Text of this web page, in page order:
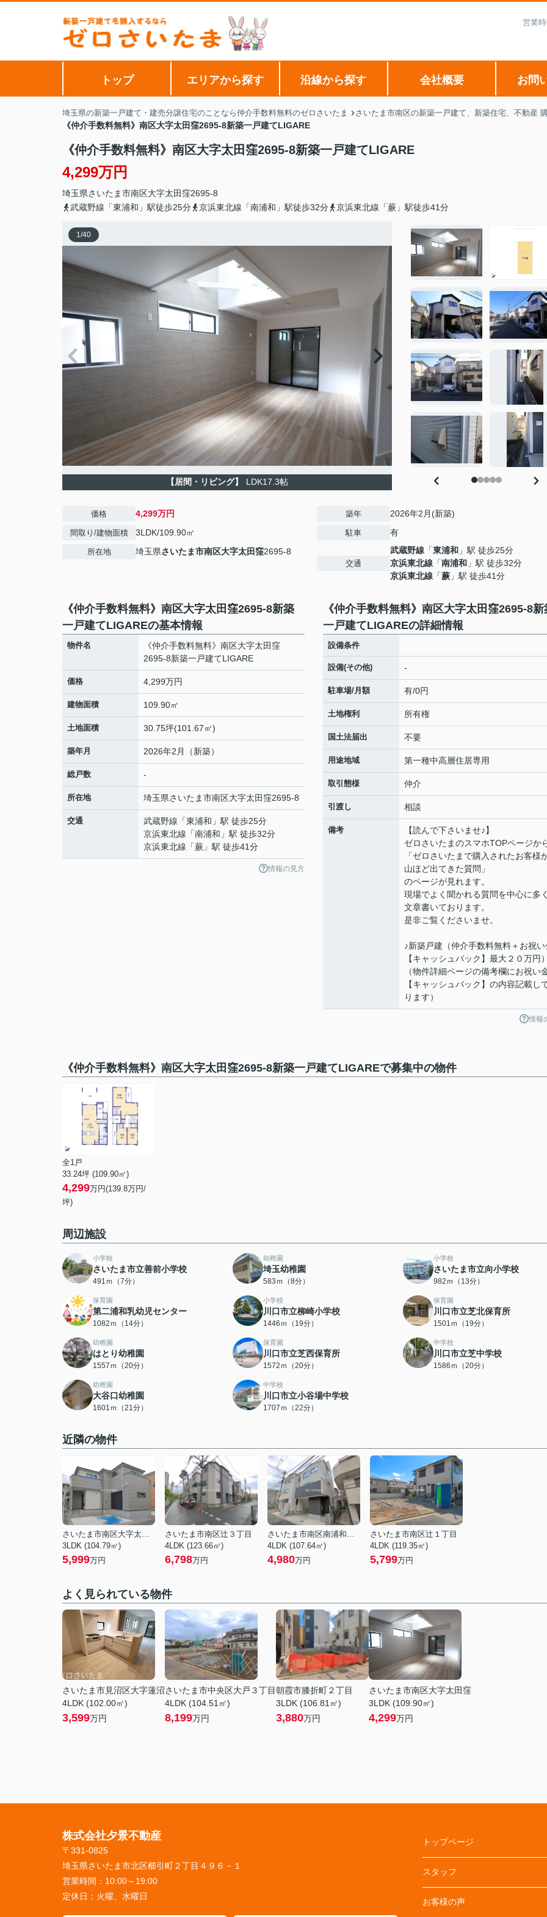
営業
トップ エリアから探す 沿線から探す 会社概要 お問
埼玉県の新築一戸建て・建売分譲住宅のことなら仲介手数料無料のゼロさいたま さいたま市南区の新築一戸建て、新築住宅、不動産
《仲介手数料無料》南区大字太田窪2695-8新築一戸建てLIGARE
《仲介手数料無料》南区大字太田窪2695-8新築一戸建てLIGARE
4,299万円
埼玉県さいたま市南区大字太田窪2695-8
武蔵野線「東浦和」駅徒歩25分
京浜東北線「南浦和」駅徒歩32分 京浜東北線「蕨」駅徒歩41分
1/40
【居間・リビング】 LDK17.3帖
価格 4,299万円
間取り/建物面積 3LDK/109.90㎡
所在地 埼玉県さいたま市南区大字太田窪2695-8
築年 2026年2月(新築)
駐車 有
交通
武蔵野線 「東浦和 」駅 徒歩25分
京浜東北線 「南浦和 」駅 徒歩32分
京浜東北線 「蕨 」駅 徒歩41分
《仲介手数料無料》南区大字太田窪2695-8新築
一戸建てLIGAREの基本情報
物件名
《仲介手数料無料》南区大字太田窪
2695-8新築一戸建てLIGARE
価格 4,299万円
建物面積 109.90㎡
土地面積 30.75坪(101.67㎡)
築年月 2026年2月（新築）
総戸数 -
所在地 埼玉県さいたま市南区大字太田窪2695-8
交通 武蔵野線 「東浦和 」駅 徒歩25分
京浜東北線 「南浦和 」駅 徒歩32分
京浜東北線 「蕨 」駅 徒歩41分
情報の見方
《仲介手数料無料》南区大字太田窪2695-8新
一戸建てLIGAREの詳細情報
設備条件
設備(その他) -
駐車場/月額 有/0円
土地権利 所有権
国土法届出 不要
用途地域 第一種中高層住居専用
取引態様 仲介
引渡し 相談
備考
【読んで下さいませ♪】
ゼロさいたまのスマホTOPページか
「ゼロさいたまで購入されたお客様
山ほど出てきた質問」
のページが見れます。
現場でよく聞かれる質問を中心に多
文章書いております。
是非ご覧くださいませ。
♪新築戸建（仲介手数料無料＋お祝い
【キャッシュバック】最大２０万円
（物件詳細ページの備考欄にお祝い
【キャッシュバック】の内容記載し
ります）
情報
《仲介手数料無料》南区大字太田窪2695-8新築一戸建てLIGAREで募集中の物件
全1戸
33.24坪 (109.90㎡)
4,299万円(139.8万円/
坪)
周辺施設
小学校
さいたま市立善前小学校
491ｍ（7分）
幼稚園
埼玉幼稚園
583ｍ（8分）
小学校
さいたま市立向小学校
982ｍ（13分）
保育園
第二浦和乳幼児センター
1082ｍ（14分）
小学校
川口市立柳崎小学校
1446ｍ（19分）
保育園
川口市立芝北保育所
1501ｍ（19分）
幼稚園
はとり幼稚園
1557ｍ（20分）
保育園
川口市立芝西保育所
1572ｍ（20分）
中学校
川口市立芝中学校
1586ｍ（20分）
幼稚園
大谷口幼稚園
1601ｍ（21分）
中学校
川口市立小谷場中学校
1707ｍ（22分）
近隣の物件
さいたま市南区大字太田窪
3LDK (104.79㎡)
5,999万円
さいたま市南区辻３丁目
4LDK (123.66㎡)
6,798万円
さいたま市南区南浦和４丁目
4LDK (107.64㎡)
4,980万円
さいたま市南区辻１丁目
4LDK (119.35㎡)
5,799万円
よく見られている物件
さいたま市見沼区大字蓮沼
4LDK (102.00㎡)
3,599万円
さいたま市中央区大戸３丁目
4LDK (104.51㎡)
8,199万円
朝霞市膝折町２丁目
3LDK (106.81㎡)
3,880万円
さいたま市南区大字太田窪
3LDK (109.90㎡)
4,299万円
株式会社夕景不動産
〒331-0825
埼玉県さいたま市北区櫛引町２丁目４９６－１
営業時間： 10:00～19:00
定休日： 火曜、水曜日
トップページ
スタッフ
お客様の声